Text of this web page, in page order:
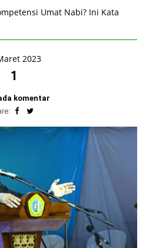
Umat Nabi? Ini Kata
2023
1
komentar